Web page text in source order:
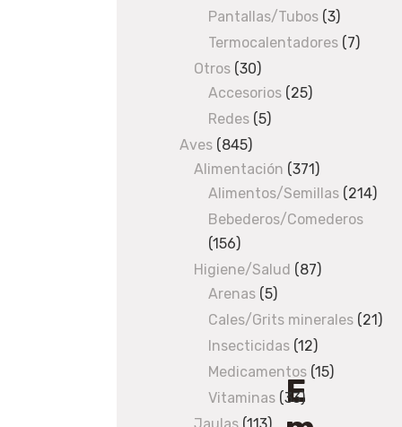
c
c
s
o
s
/ Empalme
goma
E
products
Pantallas/Tubos 33
products
Termocalentadores 77
Otros 3030
products
Accesorios 2525
Redes 55
Aves 845845
products
Alimentación 371371
products
Alimentos/Semillas 214214
Bebederos/Comederos
156156
products
Higiene/Salud 8787
Arenas 55
products
Cales/Grits minerales 2121
Insecticidas 1212
products
Medicamentos 1515
Vitaminas 3333
products